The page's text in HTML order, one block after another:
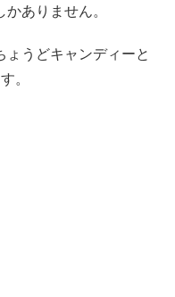
ありません。
ょうどキャンディーと
。